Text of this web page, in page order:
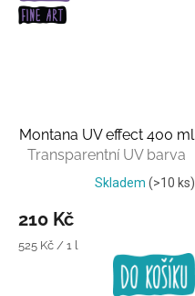
Montana UV effect 400 ml
Transparentní UV barva
Skladem (>10 ks)
210 Kč
Měrná
525 Kč / 1 l